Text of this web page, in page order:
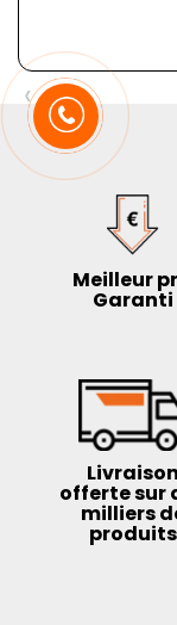
‹
Meilleur
Garanti
Livraison
offerte sur
milliers
produits